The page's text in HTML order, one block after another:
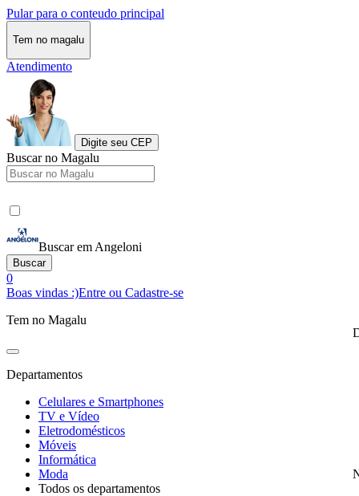
Pular para o conteudo principal
Tem no magalu
Atendimento
Digite seu CEP
Buscar no Magalu
Buscar em Angeloni
Buscar
0
Boas vindas :)Entre ou Cadastre-se
Tem no Magalu
Departamentos
Celulares e Smartphones
TV e Vídeo
Eletrodomésticos
Móveis
Informática
Moda
Todos os departamentos